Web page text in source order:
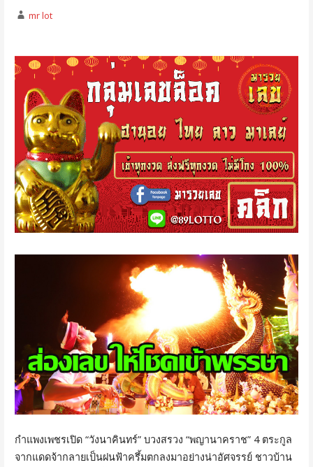
mr lot
กำแพงเพชรเปิด “วังนาคินทร์” บวงสรวง “พญานาคราช” 4 ตระกูล
จากแดดจ้ากลายเป็นฝนฟ้าครึ้มตกลงมาอย่างน่าอัศจรรย์ ชาวบ้าน